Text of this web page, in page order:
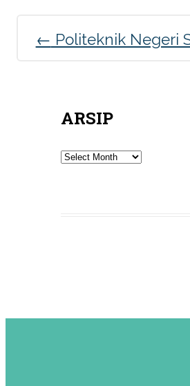
Post
← Politeknik Negeri
ARSIP
Arsip